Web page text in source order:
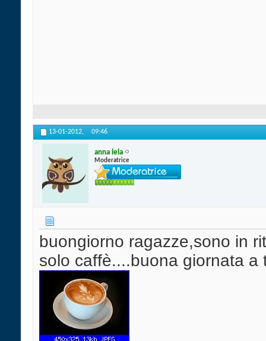
13-01-2012, 09:46
anna lela
Moderatrice
buongiorno ragazze,sono in
solo caffè....buona giornata a